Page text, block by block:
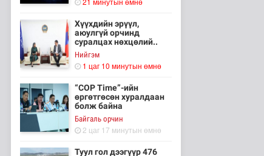
Хүүхдийн эрүүл,
аюулгүй орчинд
суралцах нөхцөлий..
Нийгэм
1 цаг 10 минутын өмнө
“COP Time”-ийн
өргөтгөсөн хуралдаан
болж байна
Байгаль орчин
2 цаг 17 минутын өмнө
Туул гол дээгүүр 476